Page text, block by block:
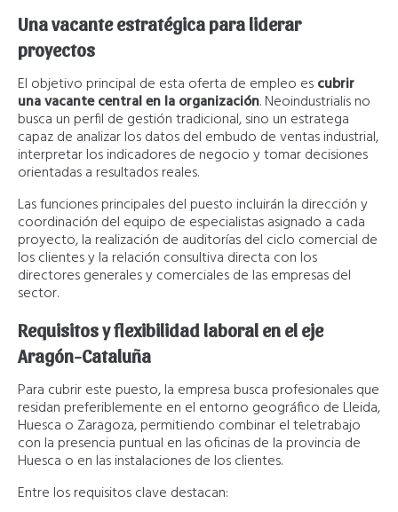
Una vacante estratégica para liderar
proyectos
El objetivo principal de esta oferta de empleo escubrir
una vacante central en la organización. Neoindustrialis no
busca un perfil de gestión tradicional, sino un estratega
capaz de analizar los datos del embudo de ventas industrial,
interpretar los indicadores de negocio y tomar decisiones
orientadas a resultados reales.
Las funciones principales del puesto incluirán la dirección y
coordinación del equipo de especialistas asignado a cada
proyecto, la realización de auditorías del ciclo comercial de
los clientes y la relación consultiva directa con los
directores generales y comerciales de las empresas del
sector.
Requisitos y flexibilidad laboral en el eje
Aragón-Cataluña
Para cubrir este puesto, la empresa busca profesionales que
residan preferiblemente en el entorno geográfico de Lleida,
Huesca o Zaragoza, permitiendo combinar el teletrabajo
con la presencia puntual en las oficinas de la provincia de
Huesca o en las instalaciones de los clientes.
Entre los requisitos clave destacan: